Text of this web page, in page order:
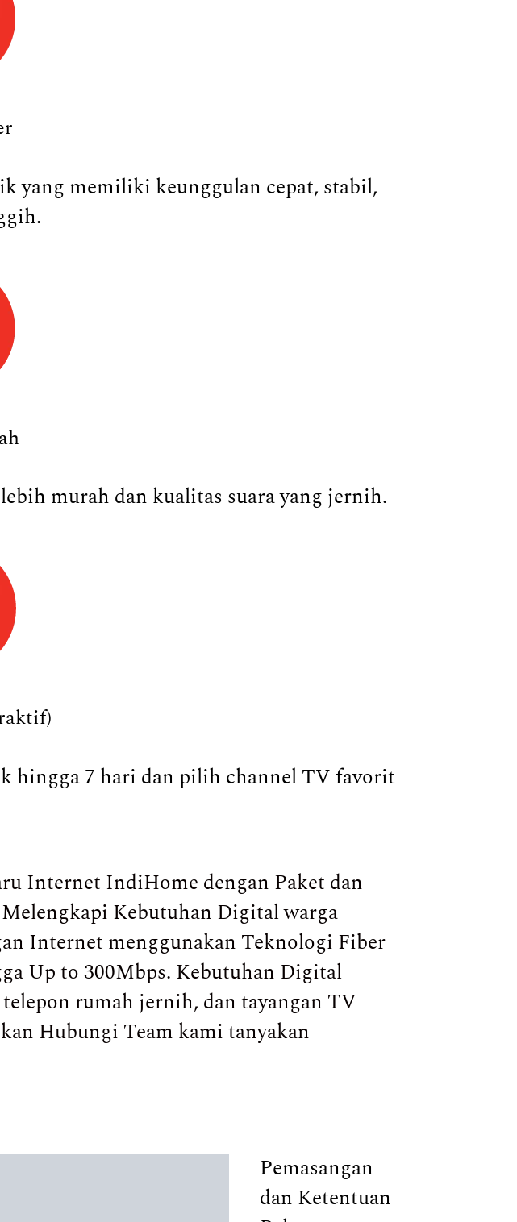
yang memiliki keunggulan cepat, stabil,
murah dan kualitas suara yang jernih.
hingga 7 hari dan pilih channel TV favorit
Internet IndiHome dengan Paket dan
Kebutuhan Digital warga
Internet menggunakan Teknologi Fiber
Up to 300Mbps. Kebutuhan Digital
rumah jernih, dan tayangan TV
Hubungi Team kami tanyakan
Pemasangan
dan Ketentuan